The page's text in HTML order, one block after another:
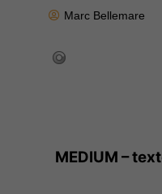
Marc Bellemare
MEDIUM –